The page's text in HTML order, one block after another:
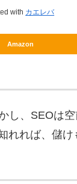
with カエレバ
Amazon
し、SEOは
れれば、儲け